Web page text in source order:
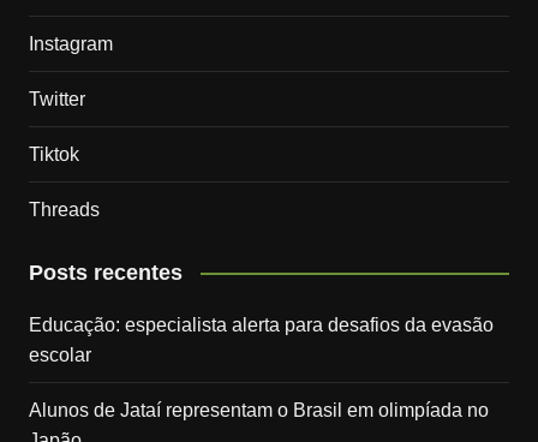
Instagram
Twitter
Tiktok
Threads
Posts recentes
Educação: especialista alerta para desafios da evasão
escolar
Alunos de Jataí representam o Brasil em olimpíada no